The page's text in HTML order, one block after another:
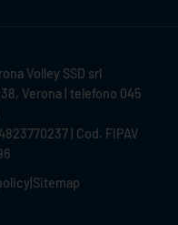
Volley SSD srl
Verona | telefono 045
| Cod. FIPAV
Sitemap